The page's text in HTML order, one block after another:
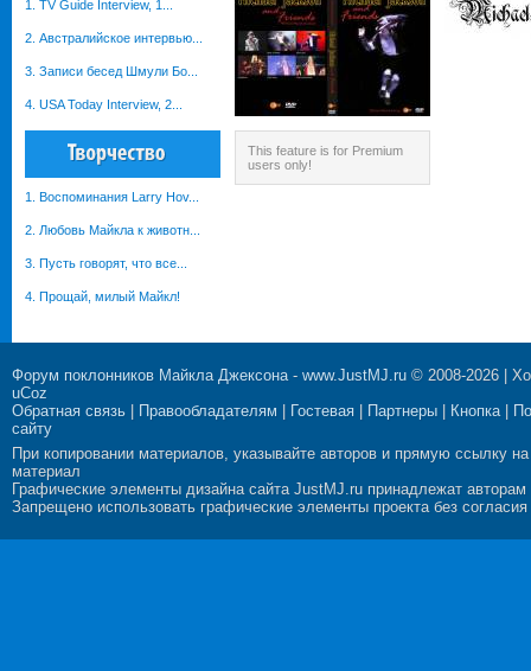
1. TV Guide Interview, 1...
2. Австралийское интервью...
3. Записи бесед Шмули Бо...
4. USA Today Interview, 2...
1. Воспоминания Larry Hov...
2. Любовь Майкла к животн...
3. Пусть говорят, что все...
4. Прощай, милый Майкл!
This feature is for Premium
users only!
Форум поклонников Майкла Джексона- www.JustMJ.ru © 2008-2026 |
uCoz
Обратная связь
Правообладателям Гостевая Партнеры Кнопка|
сайту
При копировании материалов, указывайте авторов и прямую ссылку на
материал
Графические элементы дизайна сайта JustMJ.ru принадлежат авторам
Запрещено использовать графические элементы проекта без согласия